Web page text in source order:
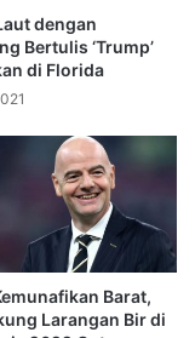
dengan
Bertulis ‘Trump’
di Florida
Barat,
Larangan Bir di